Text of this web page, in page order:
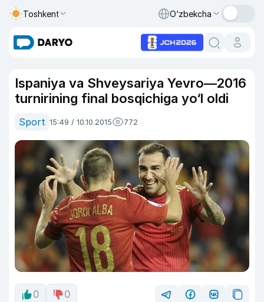
Toshkent O‘zbekcha
Ispaniya va Shveysariya Yevro—2016
turnirining final bosqichiga yo‘l oldi
Sport 15:49 / 10.10.2015 772
0 0